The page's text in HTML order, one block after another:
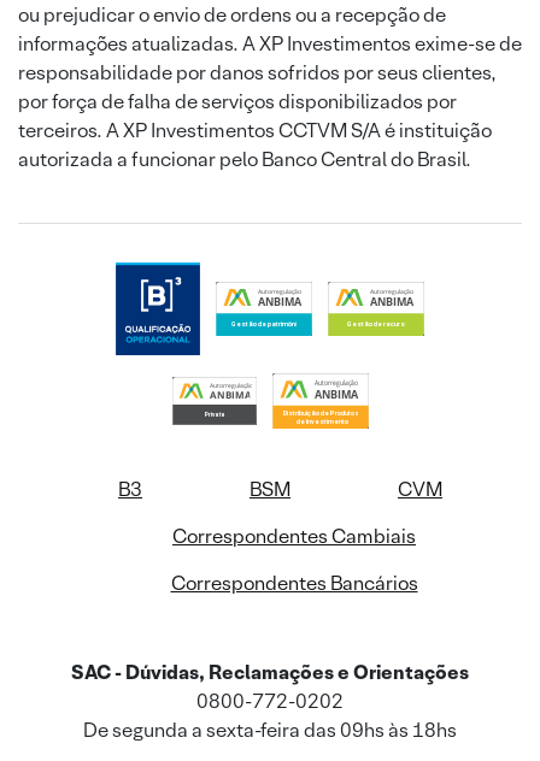
ou prejudicar o envio de ordens ou a recepção de
informações atualizadas. A XP Investimentos exime-se de
responsabilidade por danos sofridos por seus clientes,
por força de falha de serviços disponibilizados por
terceiros. A XP Investimentos CCTVM S/A é instituição
autorizada a funcionar pelo Banco Central do Brasil.
B3 BSM
CVM
Correspondentes Cambiais
Correspondentes Bancários
SAC - Dúvidas, Reclamações e Orientações
0800-772-0202
De segunda a sexta-feira das 09hs às 18hs